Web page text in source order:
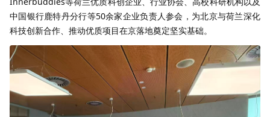
中国银行鹿特丹分行等50余家企业负责人参会，为北京与荷兰深化
科技创新合作、推动优质项目在京落地奠定坚实基础。